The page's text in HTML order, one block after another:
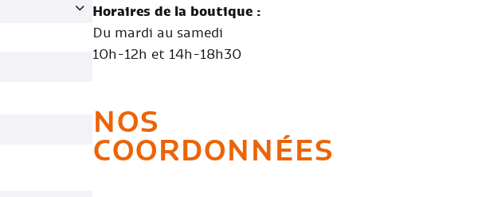
Horaires de la boutique :
Du mardi au samedi
10h-12h et 14h-18h30
NOS
COORDONNÉES